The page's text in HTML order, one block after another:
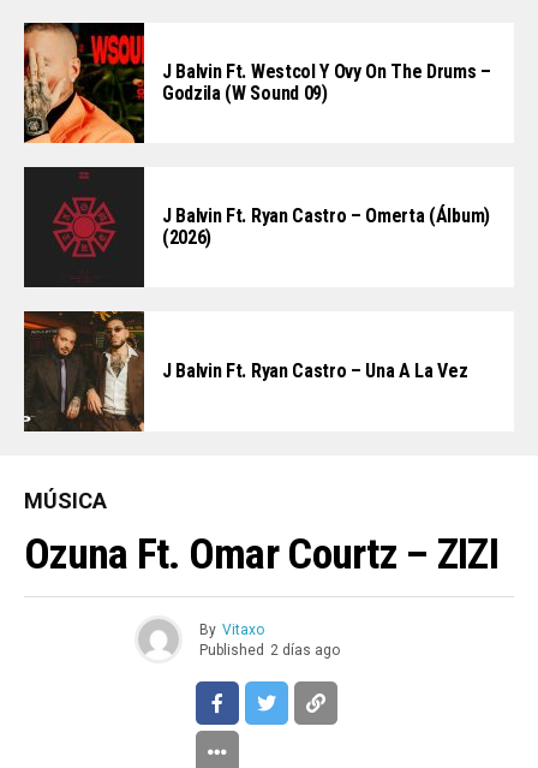
J Balvin Ft. Westcol Y Ovy On The Drums –
Godzila (W Sound 09)
J Balvin Ft. Ryan Castro – Omerta (Álbum)
(2026)
J Balvin Ft. Ryan Castro – Una A La Vez
MÚSICA
Ozuna Ft. Omar Courtz – ZIZI
By Vitaxo
Published 2 días ago